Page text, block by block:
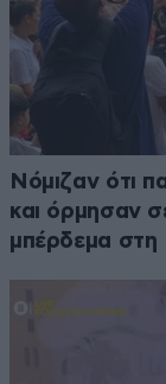
Νόμιζαν ότι
και όρμησαν
μπέρδεμα